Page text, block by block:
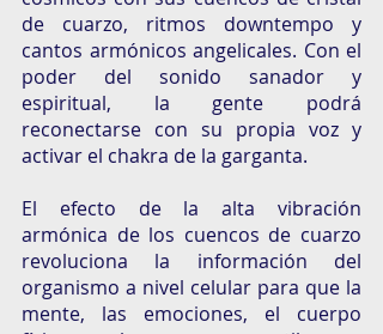
de cuarzo, ritmos downtempo y
cantos armónicos angelicales. Con el
poder del sonido sanador y
espiritual, la gente podrá
reconectarse con su propia voz y
activar el chakra de la garganta.
El efecto de la alta vibración
armónica de los cuencos de cuarzo
revoluciona la información del
organismo a nivel celular para que la
mente, las emociones, el cuerpo